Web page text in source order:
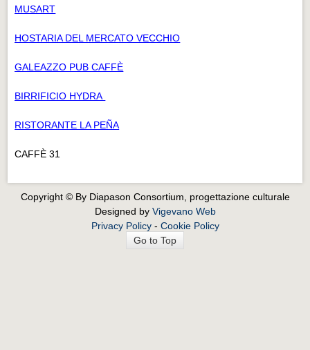
MUSART
HOSTARIA DEL MERCATO VECCHIO
GALEAZZO PUB CAFFÈ
BIRRIFICIO HYDRA
RISTORANTE LA PEÑA
CAFFÈ 31
Copyright © By Diapason Consortium, progettazione culturale
Designed by Vigevano Web
Privacy Policy- Cookie Policy
Go to Top